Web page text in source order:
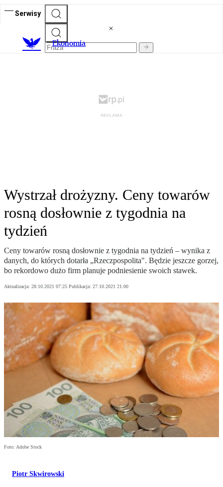
Serwisy
Ekonomia
Wystrzał drożyzny. Ceny towarów
rosną dosłownie z tygodnia na
tydzień
Ceny towarów rosną dosłownie z tygodnia na tydzień – wynika z
danych, do których dotarła „Rzeczpospolita". Będzie jeszcze gorzej,
bo rekordowo dużo firm planuje podniesienie swoich stawek.
Aktualizacja: 28.10.2021 07:25 Publikacja: 27.10.2021 21:00
Foto: Adobe Stock
Piotr Skwirowski